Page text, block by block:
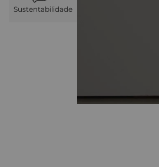
Sustentabilidade